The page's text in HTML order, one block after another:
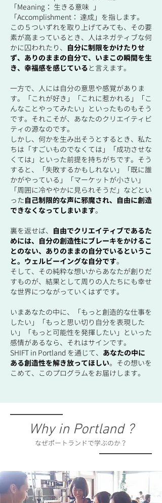
「Meaning： 生きる意味 」
「Accomplishment： 達成」を指します。
この５ついずれを取り上げてみても、その要
素が高まっているとき、人はネガティブな何
かに囚われたり、 自分に制限をかけたりせ
ず、ありのままの自分で、いまこの瞬間を生
き、幸福感を感じていると言えます。
一方で、人には自分の意思や感覚がありま
す。「これが好き」「これに惹かれる」「こ
んなことやってみたい」といったものもそう
です。それこそが、あなたのクリエイティビ
ティの源なのです。
しかし、何かを生み出そうとするとき、私た
ちは「すごいものでなくては」「成功させな
くては」といった前提を持ちがちです。そう
すると、「失敗するかもしれない」「既に誰
かがやっている」「マーケットが小さい」
「周囲に冷ややかに見られそうだ」などとい
った自己制限的な声に邪魔され、自由に創造
できなくなってしまいます。
裏を返せば、 自由でクリエイティブであるた
めには、自分の創造性にブレーキをかけるこ
とのない、ありのままの自分でいるというこ
と。ウェルビーイングな自分です。
そして、その純粋な想いからあなたが創りだ
すものが、結果として周りの人たちにも幸せ
な世界につながっていくはずです。
​​いまあなたの中に、「もっと創造的な仕事を
したい」「もっと思い切り自分を表現した
い」「もっと可能性を発揮したい」といった
感情があるなら、それはサインです。
​​SHIFT in Portland を通じて、 あなたの中に
ある創造性を解き放ってほしい。その想いを
こめて、このプログラムをお届けします。
Why in Portland ?
なぜポートランドで学ぶのか？